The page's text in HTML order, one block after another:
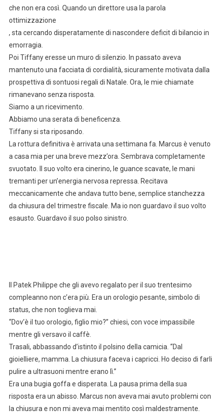
che non era così. Quando un direttore usa la parola
ottimizzazione
, sta cercando disperatamente di nascondere deficit di bilancio in
emorragia.
Poi Tiffany eresse un muro di silenzio. In passato aveva
mantenuto una facciata di cordialità, sicuramente motivata dalla
prospettiva di sontuosi regali di Natale. Ora, le mie chiamate
rimanevano senza risposta.
Siamo a un ricevimento.
Abbiamo una serata di beneficenza.
Tiffany si sta riposando.
La rottura definitiva è arrivata una settimana fa. Marcus è venuto
a casa mia per una breve mezz’ora. Sembrava completamente
svuotato. Il suo volto era cinerino, le guance scavate, le mani
tremanti per un’energia nervosa repressa. Recitava
meccanicamente che andava tutto bene, semplice stanchezza
da chiusura del trimestre fiscale. Ma io non guardavo il suo volto
esausto. Guardavo il suo polso sinistro.
Il Patek Philippe che gli avevo regalato per il suo trentesimo
compleanno non c’era più. Era un orologio pesante, simbolo di
status, che non toglieva mai.
“Dov’è il tuo orologio, figlio mio?” chiesi, con voce impassibile
mentre gli versavo il caffè.
Trasali, abbassando d’istinto il polsino della camicia. “Dal
gioielliere, mamma. La chiusura faceva i capricci. Ho deciso di farli
pulire a ultrasuoni mentre erano lì.”
Era una bugia goffa e disperata. La pausa prima della sua
risposta era un abisso. Marcus non aveva mai avuto problemi con
la chiusura e non mi aveva mai mentito così maldestramente.